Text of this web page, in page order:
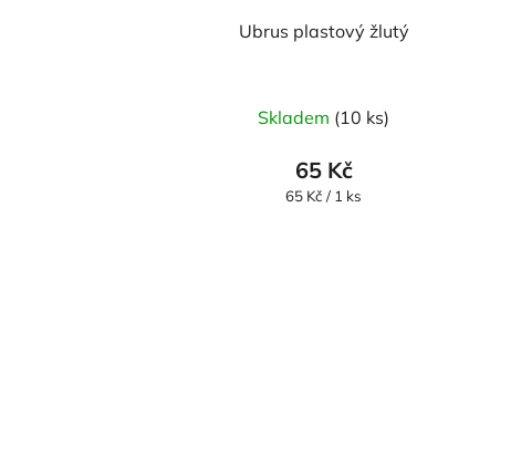
Ubrus plastový žlutý
Skladem (10 ks)
65 Kč
Měrná
65 Kč / 1 ks